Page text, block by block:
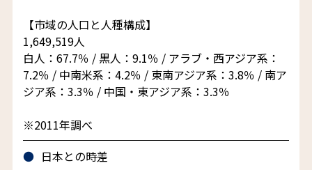
【市域の人口と人種構成】
1,649,519人
白人：67.7％ / 黒人：9.1％ / アラブ・西アジア系：
7.2％ / 中南米系：4.2％ / 東南アジア系：3.8％ / 南ア
ジア系：3.3％ / 中国・東アジア系：3.3％
※2011年調べ
日本との時差